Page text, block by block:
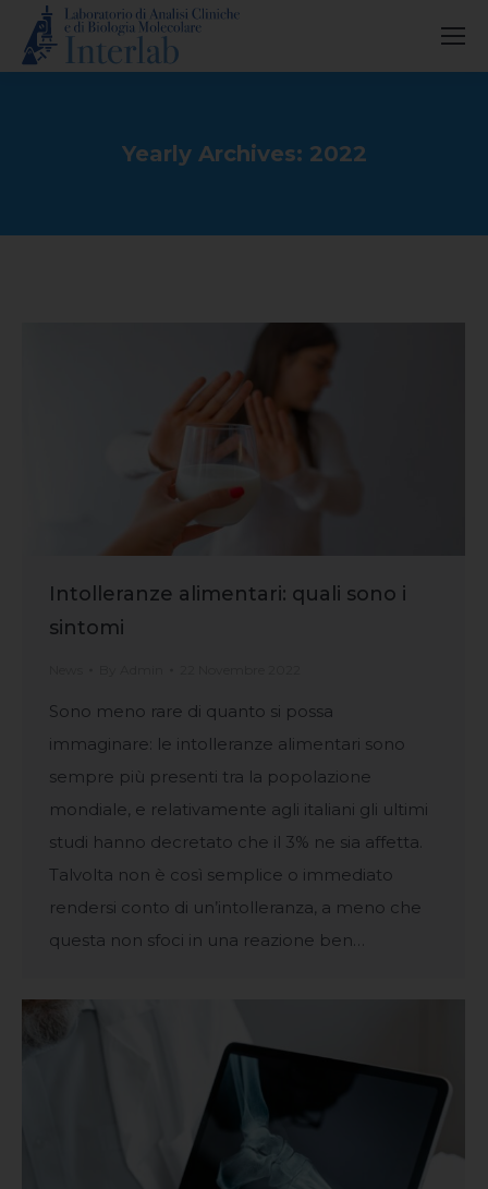
Yearly Archives: 2022
Intolleranze alimentari: quali sono i
sintomi
Sono meno rare di quanto si possa
immaginare: le intolleranze alimentari sono
sempre più presenti tra la popolazione
mondiale, e relativamente agli italiani gli ultimi
studi hanno decretato che il 3% ne sia affetta.
Talvolta non è così semplice o immediato
rendersi conto di un’intolleranza, a meno che
questa non sfoci in una reazione ben…